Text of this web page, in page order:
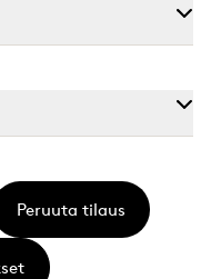
Peruuta tilaus